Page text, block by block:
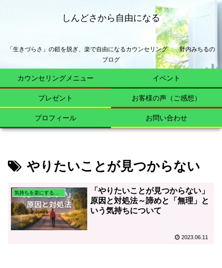
しんどさから自由になる
「生きづらさ」の鎧を脱ぎ、楽で自由になるカウンセリング 野内みちるの
ブログ
カウンセリングメニュー イベント
プレゼント お客様の声（ご感想）
プロフィール お問い合わせ
やりたいことが見つからない
「やりたいことが見つからない」
原因と対処法～諦めと「無理」と
いう気持ちについて
2023.06.11